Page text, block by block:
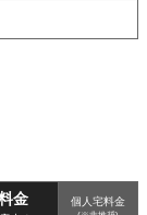
金 個人宅料金